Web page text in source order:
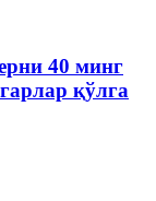
40 минг
қўлга